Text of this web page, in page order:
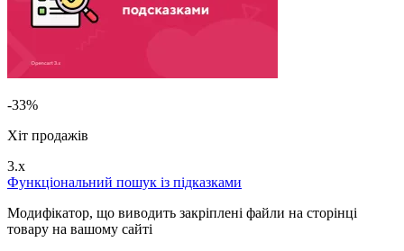
-33%
Хіт продажів
3.x
Функціональний пошук із підказками
Модифікатор, що виводить закріплені файли на сторінці
товару на вашому сайті